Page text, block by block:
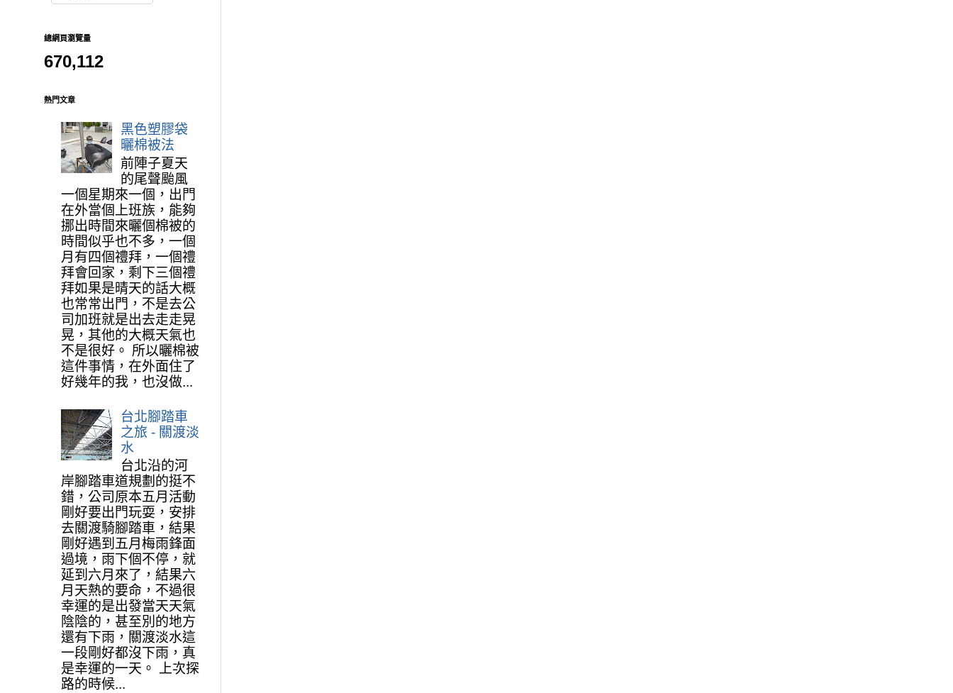
總網頁瀏覽量
670,112
熱門文章
黑色塑膠袋
曬棉被法
前陣子夏天
的尾聲颱風
一個星期來一個，出門
在外當個上班族，能夠
挪出時間來曬個棉被的
時間似乎也不多，一個
月有四個禮拜，一個禮
拜會回家，剩下三個禮
拜如果是晴天的話大概
也常常出門，不是去公
司加班就是出去走走晃
晃，其他的大概天氣也
不是很好。 所以曬棉被
這件事情，在外面住了
好幾年的我，也沒做...
台北腳踏車
之旅 - 關渡淡
水
台北沿的河
岸腳踏車道規劃的挺不
錯，公司原本五月活動
剛好要出門玩耍，安排
去關渡騎腳踏車，結果
剛好遇到五月梅雨鋒面
過境，雨下個不停，就
延到六月來了，結果六
月天熱的要命，不過很
幸運的是出發當天天氣
陰陰的，甚至別的地方
還有下雨，關渡淡水這
一段剛好都沒下雨，真
是幸運的一天。 上次探
路的時候...